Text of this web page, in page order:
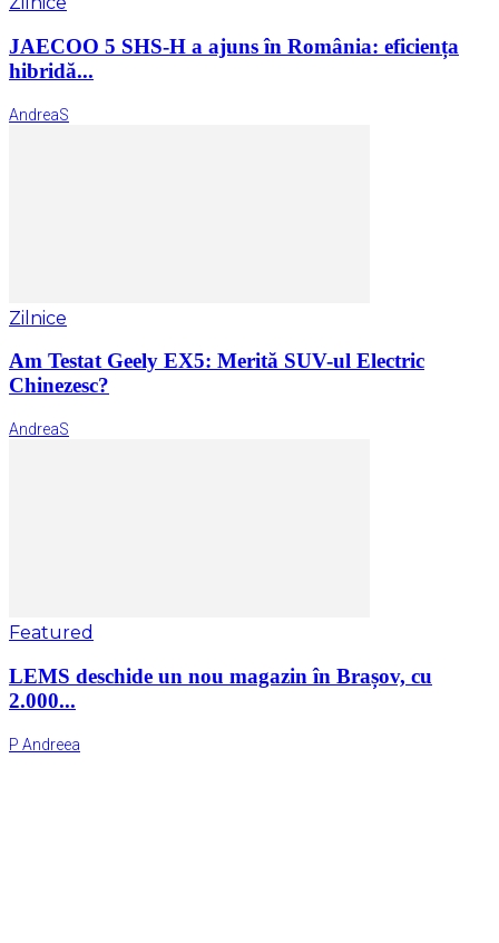
JAECOO 5 SHS-H a ajuns în România: eficiența
hibridă...
AndreaS
Zilnice
Am Testat Geely EX5: Merită SUV-ul Electric
Chinezesc?
AndreaS
Featured
LEMS deschide un nou magazin în Brașov, cu
2.000...
P Andreea